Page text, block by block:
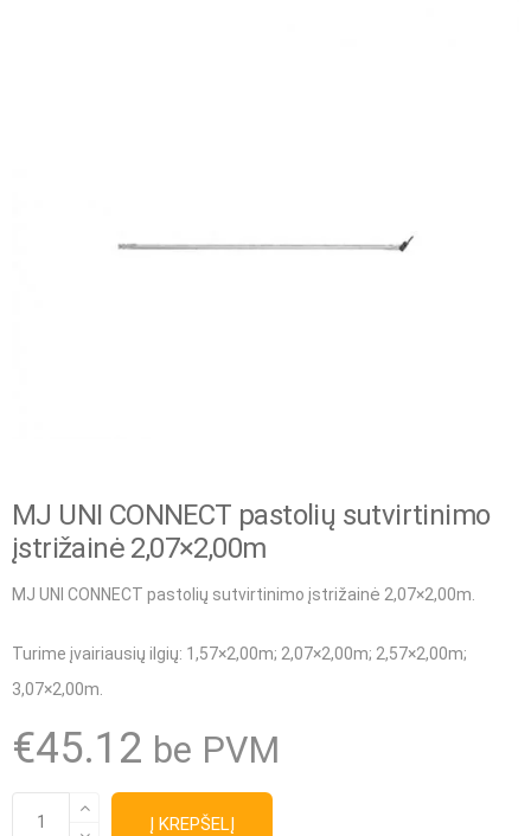
MJ UNI CONNECT pastolių sutvirtinimo
įstrižainė 2,07×2,00m
MJ UNI CONNECT pastolių sutvirtinimo įstrižainė 2,07×2,00m.
Turime įvairiausių ilgių: 1,57×2,00m; 2,07×2,00m; 2,57×2,00m;
3,07×2,00m.
€45.12 be PVM
Į KREPŠELĮ